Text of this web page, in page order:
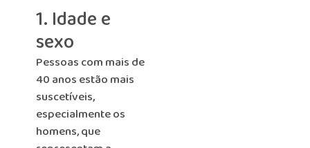
1. Idade e
sexo
Pessoas com mais de
40 anos estão mais
suscetíveis,
especialmente os
homens, que